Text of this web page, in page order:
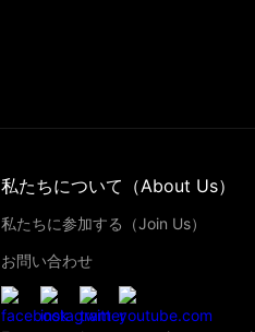
私たちについて（About Us）
私たちに参加する（Join Us）
お問い合わせ